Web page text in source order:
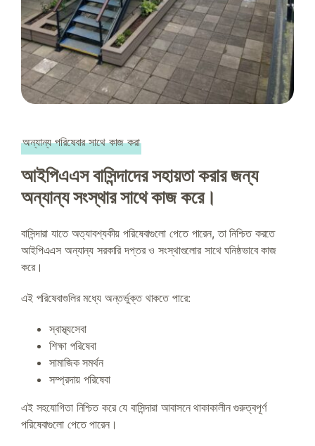
অন্যান্য পরিষেবার সাথে কাজ করা
আইপিএএস বাসিন্দাদের সহায়তা করার জন্য
অন্যান্য সংস্থার সাথে কাজ করে।
বাসিন্দারা যাতে অত্যাবশ্যকীয় পরিষেবাগুলো পেতে পারেন, তা নিশ্চিত করতে
আইপিএএস অন্যান্য সরকারি দপ্তর ও সংস্থাগুলোর সাথে ঘনিষ্ঠভাবে কাজ
করে।
এই পরিষেবাগুলির মধ্যে অন্তর্ভুক্ত থাকতে পারে:
স্বাস্থ্যসেবা
শিক্ষা পরিষেবা
সামাজিক সমর্থন
সম্প্রদায় পরিষেবা
এই সহযোগিতা নিশ্চিত করে যে বাসিন্দারা আবাসনে থাকাকালীন গুরুত্বপূর্ণ
পরিষেবাগুলো পেতে পারেন।